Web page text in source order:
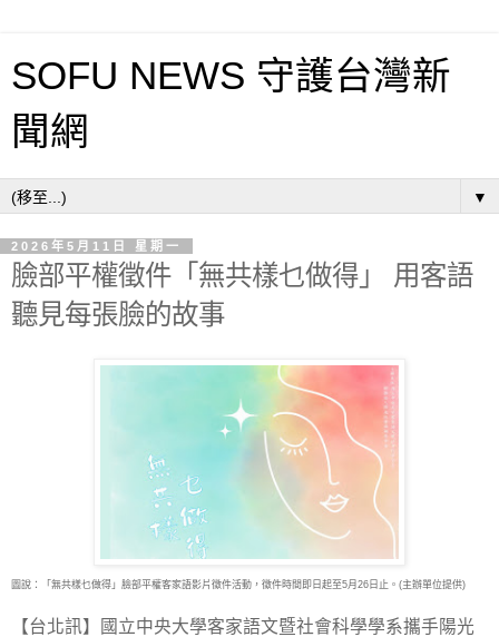
SOFU NEWS 守護台灣新
聞網
▼
2026年5月11日 星期一
臉部平權徵件「無共樣乜做得」 用客語
聽見每張臉的故事
圖說：「無共樣乜做得」臉部平權客家語影片徵件活動，徵件時間即日起至5月26日止。(主辦單位提供)
【台北訊】國立中央大學客家語文暨社會科學學系攜手陽光